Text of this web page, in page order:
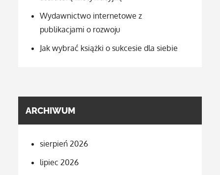
Wydawnictwo internetowe z
publikacjami o rozwoju
Jak wybrać książki o sukcesie dla siebie
ARCHIWUM
sierpień 2026
lipiec 2026